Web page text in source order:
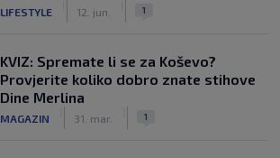
LIFESTYLE 12. jun. 1
KVIZ: Spremate li se za Koševo?
Provjerite koliko dobro znate stihove
Dine Merlina
MAGAZIN 31. mar. 1